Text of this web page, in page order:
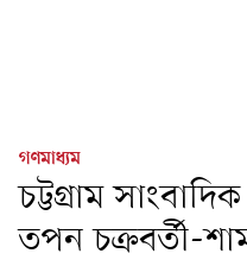
গণমাধ্যম
চট্টগ্রাম
তপন চক্রবর্তী-